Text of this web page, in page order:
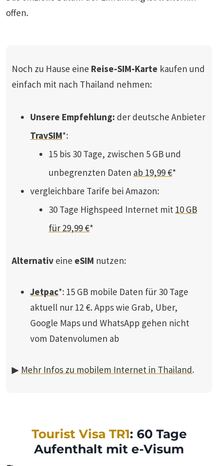
offen.
Noch zu Hause eine Reise-SIM-Karte kaufen und
einfach mit nach Thailand nehmen:
Unsere Empfehlung: der deutsche Anbieter
TravSIM*:
15 bis 30 Tage, zwischen 5 GB und
unbegrenzten Daten ab 19,99 €*
vergleichbare Tarife bei Amazon:
30 Tage Highspeed Internet mit 10 GB
für 29,99 €*
Alternativ eine eSIM nutzen:
Jetpac*: 15 GB mobile Daten für 30 Tage
aktuell nur 12 €. Apps wie Grab, Uber,
Google Maps und WhatsApp gehen nicht
vom Datenvolumen ab
▶ Mehr Infos zu mobilem Internet in Thailand.
Tourist Visa TR1: 60 Tage
Aufenthalt mit e-Visum